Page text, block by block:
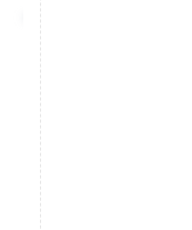
Training
Wir schulen
Threat Modeling
bauen dann mit
Security
Expertise auf.